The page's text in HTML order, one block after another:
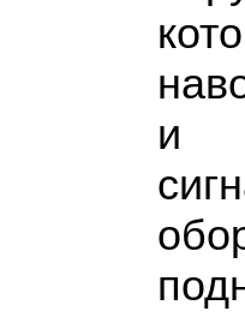
и